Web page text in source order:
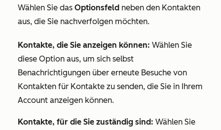
Wählen Sie das Optionsfeld neben den Kontakten
aus, die Sie nachverfolgen möchten.
Kontakte, die Sie anzeigen können: Wählen Sie
diese Option aus, um sich selbst
Benachrichtigungen über erneute Besuche von
Kontakten für Kontakte zu senden, die Sie in Ihrem
Account anzeigen können.
Kontakte, für die Sie zuständig sind: Wählen Sie